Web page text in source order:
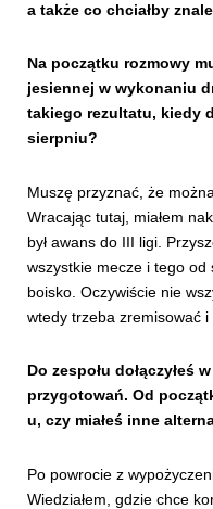
a także co chciałby
Na początku rozmowy
jesiennej w wykonaniu
takiego rezultatu, kiedy
sierpniu?
Muszę przyznać, że
Wracając tutaj, miałem
był awans do III ligi.
wszystkie mecze i tego
boisko. Oczywiście nie
wtedy trzeba zremisować i
Do zespołu dołączyłeś
przygotowań. Od
u, czy miałeś inne
Po powrocie z
Wiedziałem, gdzie chce